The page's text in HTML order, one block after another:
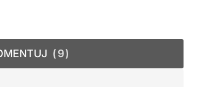
9